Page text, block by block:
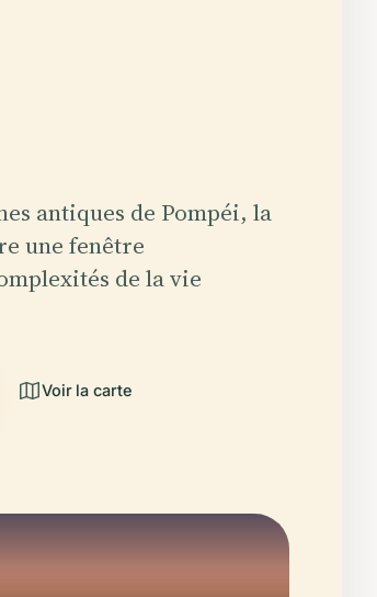
antiques de Pompéi, la
une fenêtre
de la vie
Voir la carte